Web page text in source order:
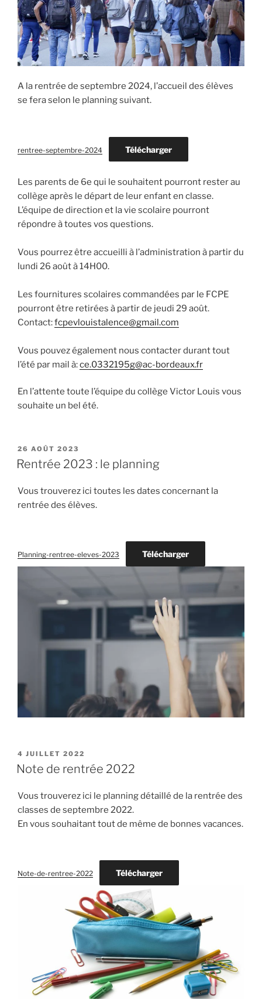
A la rentrée de septembre 2024, l’accueil des élèves
se fera selon le planning suivant.
rentree-septembre-2024 Télécharger
Les parents de 6e qui le souhaitent pourront rester au
collège après le départ de leur enfant en classe.
L’équipe de direction et la vie scolaire pourront
répondre à toutes vos questions.
Vous pourrez être accueilli à l’administration à partir du
lundi 26 août à 14H00.
Les fournitures scolaires commandées par le FCPE
pourront être retirées à partir de jeudi 29 août.
Contact:fcpevlouistalence@gmail.com
Vous pouvez également nous contacter durant tout
l’été par mail à:ce.0332195g@ac-bordeaux.fr
En l’attente toute l’équipe du collège Victor Louis vous
souhaite un bel été.
PUBLIÉ
LE
26 AOÛT 2023
Rentrée 2023 : le planning
Vous trouverez ici toutes les dates concernant la
rentrée des élèves.
Planning-rentree-eleves-2023 Télécharger
PUBLIÉ
LE
4 JUILLET 2022
Note de rentrée 2022
Vous trouverez ici le planning détaillé de la rentrée des
classes de septembre 2022.
En vous souhaitant tout de même de bonnes vacances.
Note-de-rentree-2022 Télécharger